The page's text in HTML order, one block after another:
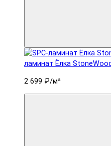
ламинат Ëлка
2 699 ₽/м²